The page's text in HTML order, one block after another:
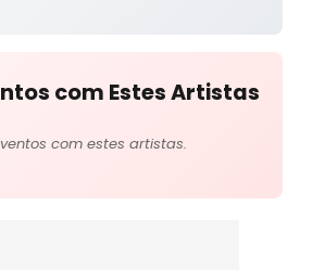
com Estes Artistas
com estes artistas.